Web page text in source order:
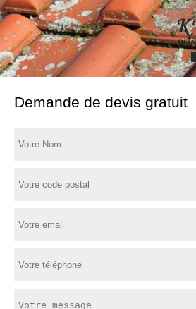
Demande de devis gratuit